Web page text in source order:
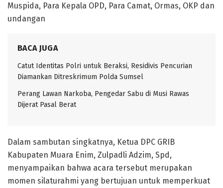
Muspida, Para Kepala OPD, Para Camat, Ormas, OKP dan
undangan
BACA JUGA
Catut Identitas Polri untuk Beraksi, Residivis Pencurian
Diamankan Ditreskrimum Polda Sumsel
Perang Lawan Narkoba, Pengedar Sabu di Musi Rawas
Dijerat Pasal Berat
Dalam sambutan singkatnya, Ketua DPC GRIB
Kabupaten Muara Enim, Zulpadli Adzim, Spd,
menyampaikan bahwa acara tersebut merupakan
momen silaturahmi yang bertujuan untuk memperkuat